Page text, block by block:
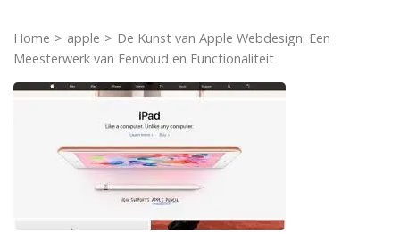
Home > apple > De Kunst van Apple Webdesign: Een
Meesterwerk van Eenvoud en Functionaliteit